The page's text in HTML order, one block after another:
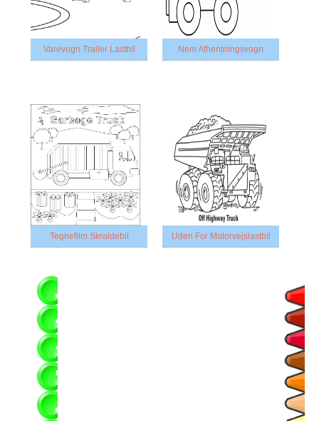
Varevogn Trailer Lastbil Nem Afhentningsvogn
Tegnefilm Skraldebil Uden For Motorvejslastbil